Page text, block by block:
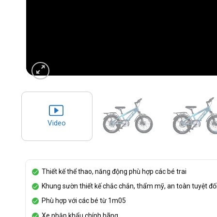
Video
Thiết kế thể thao, năng động phù hợp các bé trai
Khung sườn thiết kế chắc chắn, thẩm mỹ, an toàn tuyệt
Phù hợp với các bé từ 1m05